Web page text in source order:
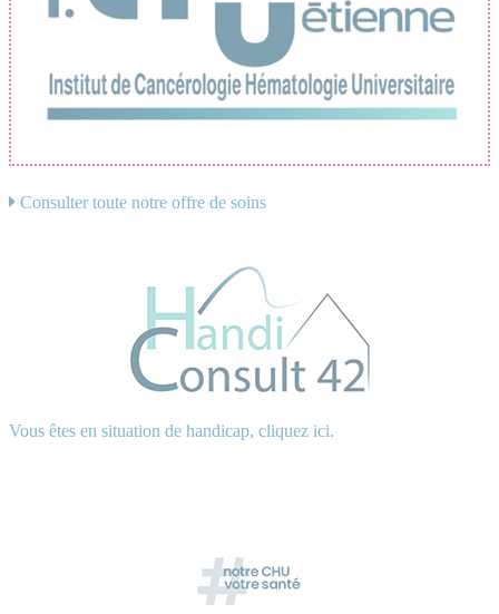
Consulter toute notre offre de soins
Vous êtes en situation de handicap, cliquez ici.